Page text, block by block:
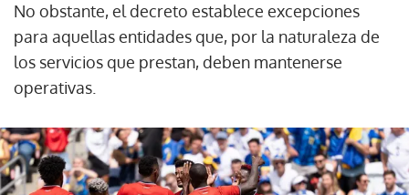
No obstante, el decreto establece excepciones
para aquellas entidades que, por la naturaleza de
los servicios que prestan, deben mantenerse
operativas.